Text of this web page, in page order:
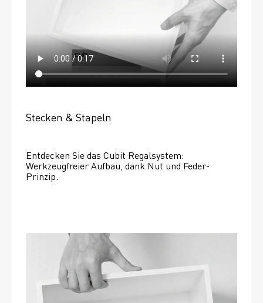
Stecken & Stapeln
Entdecken Sie das Cubit Regalsystem:
Werkzeugfreier Aufbau, dank Nut und Feder-
Prinzip.